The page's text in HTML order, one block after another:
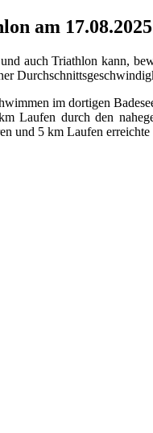
am 17.08.2025
auch Triathlon kann,
im dortigen
Laufen durch den
und 5 km Laufen